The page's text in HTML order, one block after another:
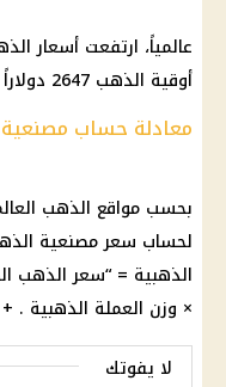
عالمياً، ارتفعت أسعار
أوقية الذهب 2647 دولاراً للبيع و2648 دولاراً للشراء.
معادلة حساب
بحسب مواقع الذهب
لحساب سعر مصنعية
الذهبية = “سعر الذهب
× وزن العملة الذهبية .
لا يفوتك